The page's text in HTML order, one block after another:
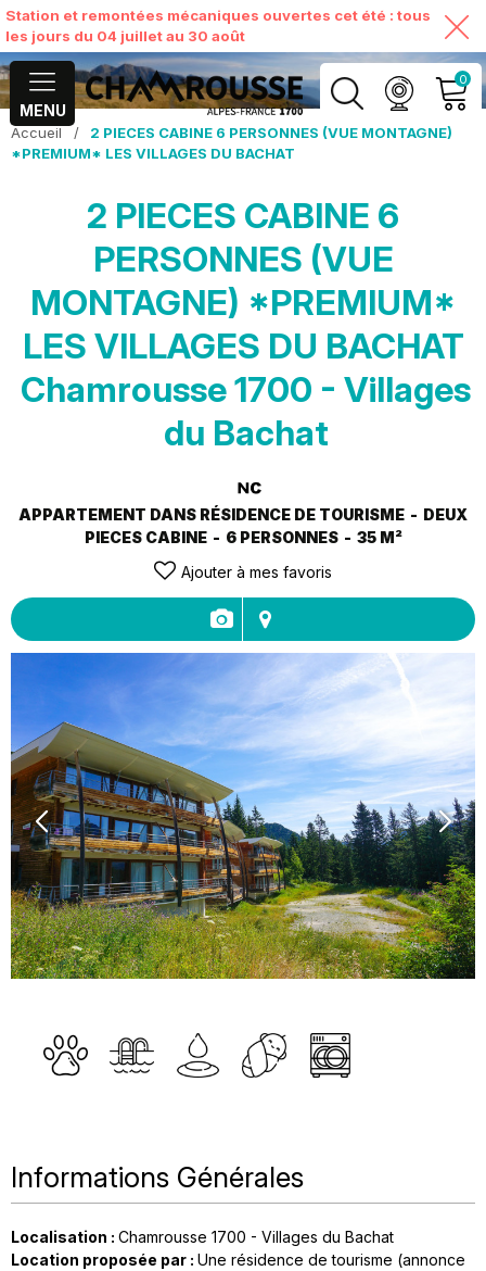
Station et remontées mécaniques ouvertes cet été : tous
les jours du 04 juillet au 30 août
MENU
0
MON COMPTE
VOIR MON PANIER
Accueil /
2 PIECES CABINE 6 PERSONNES (VUE MONTAGNE)
*PREMIUM* LES VILLAGES DU BACHAT
2 PIECES CABINE 6
PERSONNES (VUE
MONTAGNE) *PREMIUM*
LES VILLAGES DU BACHAT
Chamrousse 1700 - Villages
du Bachat
APPARTEMENT DANS RÉSIDENCE DE TOURISME
DEUX
PIECES CABINE
6 PERSONNES 35 M²
Ajouter à mes favoris
Informations Générales
Localisation : Chamrousse 1700 - Villages du Bachat
Location proposée par : Une résidence de tourisme (annonce